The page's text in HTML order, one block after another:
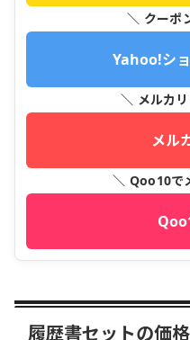
＼ クーポ
Yahoo!シ
＼ メルカ
メル
＼ Qoo10で
履歴書セットの価